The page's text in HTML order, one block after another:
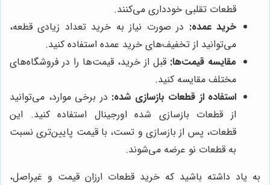
قطعات تقلبی خودداری می‌کنند.
خرید عمده: در صورت نیاز به خرید تعداد زیادی قطعه،
می‌توانید از تخفیف‌های خرید عمده استفاده کنید.
مقایسه قیمت‌ها: قبل از خرید، قیمت‌ها را در فروشگاه‌های
مختلف مقایسه کنید.
استفاده از قطعات بازسازی شده: در برخی موارد، می‌توانید
از قطعات بازسازی شده اورجینال استفاده کنید. این
قطعات، پس از بازسازی و تست، با قیمت پایین‌تری نسبت
به قطعات نو عرضه می‌شوند.
به یاد داشته باشید که خرید قطعات ارزان قیمت و غیراصل،